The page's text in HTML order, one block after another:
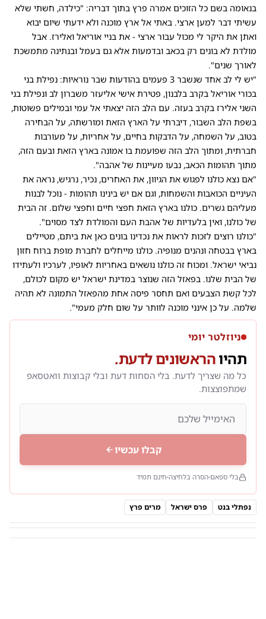
בנאומה בשם כל הזוכים אמרה פרץ בתוך דבריה: "כילדה, חשתי שלא
עשיתי דבר למען ארצי. באתי אל ארץ מוכנה ולא ידעתי שיום יבוא
ואתן את היקר לי מכול עבור ארצי - את בניי אוריאל ואלירז. אבל
מולדת לא בונים רק בכאב ובדמעות אלא גם בעמל ובנתינה מתמשכת
לאורך שנים".
"יש לי לב אחד שנשבר 3 פעמים בהודעות שבר נוראיות: נפילת בני
בכורי אוריאל בקרב בלבנון, פטירת אישי אליעזר משברון לב ונפילת בני
השני אלירז בקרב בעזה. עם הלב הזה יצאתי אל עמי ובמילים פשוטות,
בשפת הלב השבור, דיברתי על הארץ הזאת ומורשתה, על הבחירה
בטוב, על השמחה, על הדבקות בחיים, על אחריות, על מעורבות
חברתית, ומתוך הלב הזה שפועמת בו אמונה בארץ הזאת ובעם הזה,
מתוך תהומות הכאב, נבעו מעיינות של אהבה".
"אם נצא כולנו לפגוש את הגיוון, את האחרים, נכיר, נרגיש, נראה את
העיניים הכואבות והשמחות, וגם אם יש בינינו תהומות - נוכל לבנות
מעליהם גשרים. כולנו בארץ הזאת חפצי חיים וחפצי שלום. זה הבית
של כולנו, ואין בלעדיות של אהבת העם והמולדת לצד מסוים".
"כולנו רוצים לזכות לראות את נכדינו בונים כאן את ביתם, מטיילים
בארץ בבטחה ונהנים מנופיה. כולנו מייחלים לחברת מופת ברוח חזון
נביאי ישראל. ומכוח זה כולנו נושאים באחריות לאופיו, לערכיו ולעתידו
של הבית שלנו. בפאזל הזה שנוצר במדינת ישראל יש מקום לכולם,
לכל קשת הצבעים ואם תחסר פיסה אחת מהפאזל התמונה לא תהיה
שלמה. על כן אינני מוכנה לוותר על שום חלק מעמי".
ניוזלטר יומי
תהיוהראשונים לדעת.
כל מה שצריך לדעת. בלי הסחות דעת ובלי קבוצות וואטסאפ
שמתפוצצות.
קבלו עכשיו
בלי ספאם הסרה בלחיצה חינם תמיד
נפתלי בנט פרס ישראל מרים פרץ